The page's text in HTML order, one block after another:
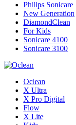
Philips Sonicare
New Generation
DiamondClean
For Kids
Sonicare 4100
Sonicare 3100
Oclean
X Ultra
X Pro Digital
Flow
X Lite